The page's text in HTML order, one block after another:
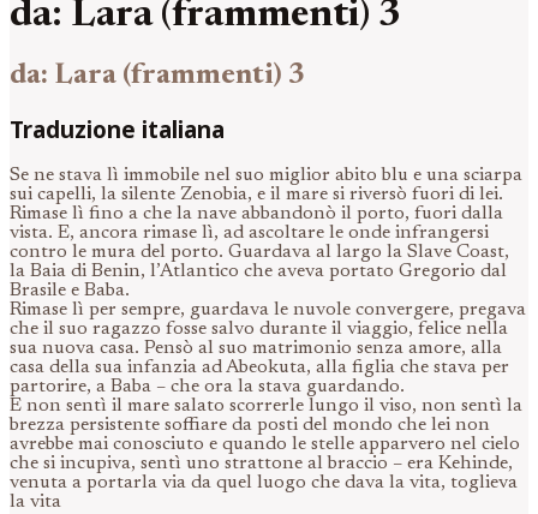
da: Lara (frammenti) 3
da: Lara (frammenti) 3
Traduzione italiana
Se ne stava lì immobile nel suo miglior abito blu e una sciarpa
sui capelli, la silente Zenobia, e il mare si riversò fuori di lei.
Rimase lì fino a che la nave abbandonò il porto, fuori dalla
vista. E, ancora rimase lì, ad ascoltare le onde infrangersi
contro le mura del porto. Guardava al largo la Slave Coast,
la Baia di Benin, l’Atlantico che aveva portato Gregorio dal
Brasile e Baba.
Rimase lì per sempre, guardava le nuvole convergere, pregava
che il suo ragazzo fosse salvo durante il viaggio, felice nella
sua nuova casa. Pensò al suo matrimonio senza amore, alla
casa della sua infanzia ad Abeokuta, alla figlia che stava per
partorire, a Baba – che ora la stava guardando.
E non sentì il mare salato scorrerle lungo il viso, non sentì la
brezza persistente soffiare da posti del mondo che lei non
avrebbe mai conosciuto e quando le stelle apparvero nel cielo
che si incupiva, sentì uno strattone al braccio – era Kehinde,
venuta a portarla via da quel luogo che dava la vita, toglieva
la vita